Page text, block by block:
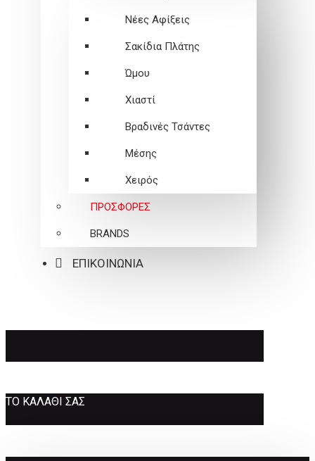
Νέες Αφίξεις
Σακίδια Πλάτης
Ώμου
Χιαστί
Βραδινές Τσάντες
Μέσης
Χειρός
ΠΡΟΣΦΟΡΕΣ
BRANDS
ΕΠΙΚΟΙΝΩΝΙΑ
ΤΟ ΚΑΛΆΘΙ ΣΑΣ